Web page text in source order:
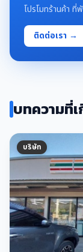
โปรโมทร้านค้า ที่
ติดต่อเรา →
บทความที่
บริษัท